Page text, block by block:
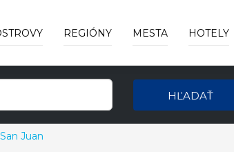
REGIÓNY MESTA HOTELY
HĽADAŤ
Juan